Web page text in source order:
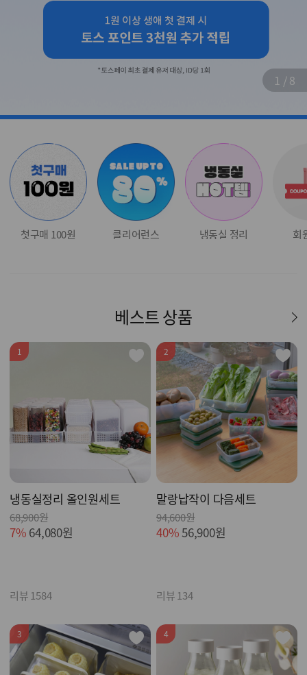
1 /8
첫구매 100원 클리어런스 냉동실 정리 회
베스트 상품
1
냉동실정리 올인원세트
68,900원
7% 64,080원
리뷰 1584
2
말랑납작이 다음세트
94,600원
40%56,900원
리뷰 134
3 4